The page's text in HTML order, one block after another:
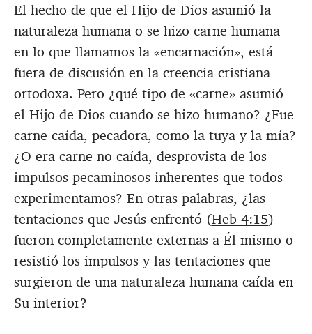
El hecho de que el Hijo de Dios asumió la
naturaleza humana o se hizo carne humana
en lo que llamamos la «encarnación», está
fuera de discusión en la creencia cristiana
ortodoxa. Pero ¿qué tipo de «carne» asumió
el Hijo de Dios cuando se hizo humano? ¿Fue
carne caída, pecadora, como la tuya y la mía?
¿O era carne no caída, desprovista de los
impulsos pecaminosos inherentes que todos
experimentamos? En otras palabras, ¿las
tentaciones que Jesús enfrentó (Heb 4:15)
fueron completamente externas a Él mismo o
resistió los impulsos y las tentaciones que
surgieron de una naturaleza humana caída en
Su interior?